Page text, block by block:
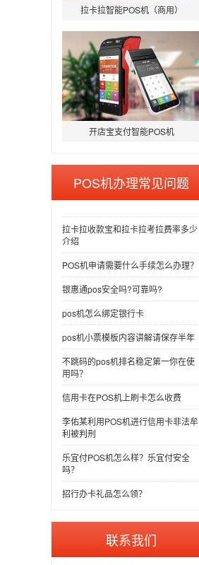
拉卡拉智能POS机（商用）
开店宝支付智能POS机
POS机办理常见问题
拉卡拉收款宝和拉卡拉考拉费率多少
介绍
POS机申请需要什么手续怎么办理？
银惠通pos安全吗?可靠吗?
pos机怎么绑定银行卡
pos机小票模板内容讲解请保存半年
不跳码的pos机排名稳定第一你在使
用吗？
信用卡在POS机上刷卡怎么收费
李佑某利用POS机进行信用卡非法牟
利被判刑
乐宜付POS机怎么样？乐宜付安全
吗？
招行办卡礼品怎么领？
联系我们